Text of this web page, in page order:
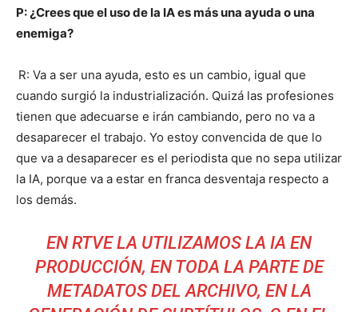
P: ¿Crees que el uso de la IA es más una ayuda o una
enemiga?
R: Va a ser una ayuda, esto es un cambio, igual que
cuando surgió la industrialización. Quizá las profesiones
tienen que adecuarse e irán cambiando, pero no va a
desaparecer el trabajo. Yo estoy convencida de que lo
que va a desaparecer es el periodista que no sepa utilizar
la IA, porque va a estar en franca desventaja respecto a
los demás.
EN RTVE LA UTILIZAMOS LA IA EN
PRODUCCIÓN, EN TODA LA PARTE DE
METADATOS DEL ARCHIVO, EN LA